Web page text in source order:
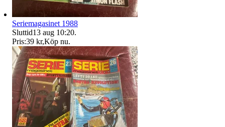
Seriemagasinet 1988
Sluttid13 aug 10:20.
Pris:39 kr,Köp nu.